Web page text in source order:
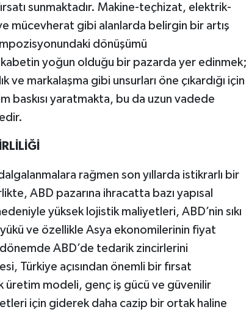
sunmaktadır. Makine-teçhizat, elektrik-
mücevherat gibi alanlarda belirgin bir artış
dönüşümü
yoğun olduğu bir pazarda yer edinmek;
ve markalaşma gibi unsurları öne çıkardığı için
baskısı yaratmakta, bu da uzun vadede
rağmen son yıllarda istikrarlı bir
ABD pazarına ihracatta bazı yapısal
yüksek lojistik maliyetleri, ABD’nin sıkı
ve özellikle Asya ekonomilerinin fiyat
ABD’de tedarik zincirlerini
Türkiye açısından önemli bir fırsat
üretim modeli, genç iş gücü ve güvenilir
için giderek daha cazip bir ortak haline